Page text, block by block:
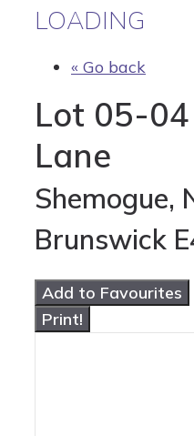
LOADING
« Go back
Lot 05-
Lane
Shemogue,
Brunswick
Add to Favourites
Print!